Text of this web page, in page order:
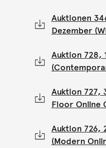
Auktionen
Dezember
Auktion 728,
Auktion 727,
Floor Online
Auktion 726,
(Modern